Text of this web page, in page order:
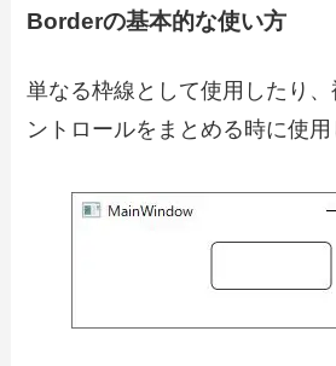
Borderの基本的な使い方
単なる枠線として使用したり
ントロールをまとめる時に使用